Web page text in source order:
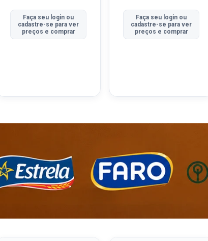
Faça seu login ou
cadastre-se para ver
preços e comprar
Faça seu login ou
cadastre-se para ver
preços e comprar